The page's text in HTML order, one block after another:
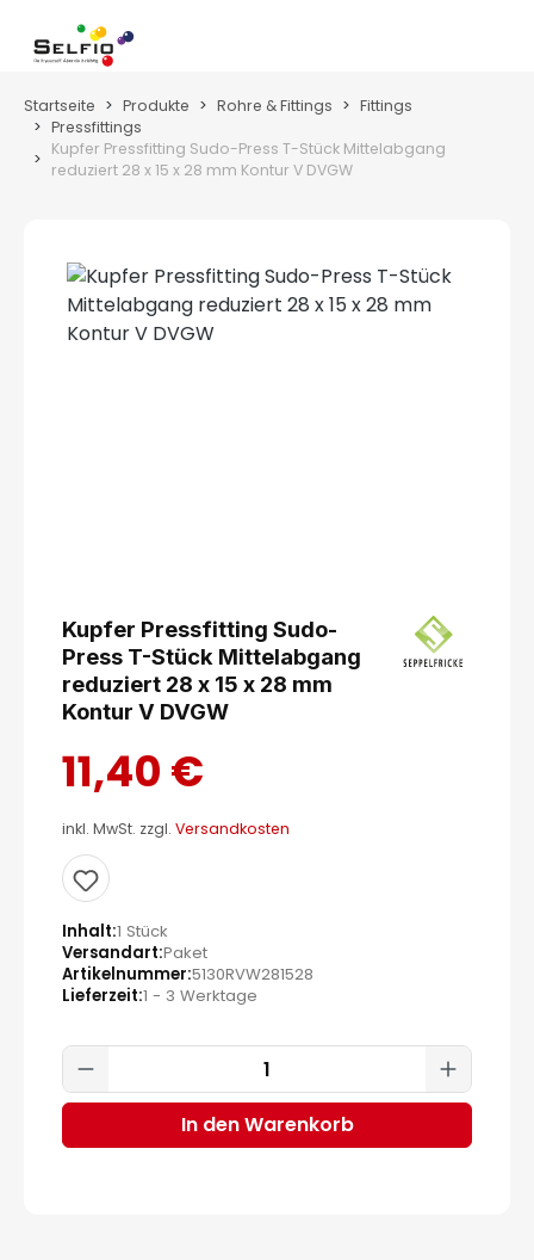
Zum Hauptinhalt springen
Startseite Produkte Rohre & Fittings
Fittings
Pressfittings
Kupfer Pressfitting Sudo-Press T-Stück Mittelabgang
reduziert 28 x 15 x 28 mm Kontur V DVGW
Kupfer Pressfitting Sudo-
Press T-Stück Mittelabgang
reduziert 28 x 15 x 28 mm
Kontur V DVGW
11,40 €
inkl. MwSt. zzgl. Versandkosten
Inhalt 1 Stück
Versandart Paket
Artikelnummer 5130RVW281528
Lieferzeit 1 - 3 Werktage
Produkt Anzahl: Gib den
In den Warenkorb